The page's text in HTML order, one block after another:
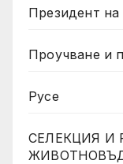
Президент на
Проучване и
Русе
СЕЛЕКЦИЯ И